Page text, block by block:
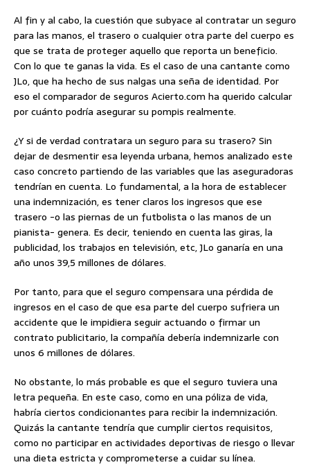
Al fin y al cabo, la cuestión que subyace al contratar un seguro
para las manos, el trasero o cualquier otra parte del cuerpo es
que se trata de proteger aquello que reporta un beneficio.
Con lo que te ganas la vida. Es el caso de una cantante como
JLo, que ha hecho de sus nalgas una seña de identidad. Por
eso el comparador de seguros Acierto.com ha querido calcular
por cuánto podría asegurar su pompis realmente.
¿Y si de verdad contratara un seguro para su trasero? Sin
dejar de desmentir esa leyenda urbana, hemos analizado este
caso concreto partiendo de las variables que las aseguradoras
tendrían en cuenta. Lo fundamental, a la hora de establecer
una indemnización, es tener claros los ingresos que ese
trasero -o las piernas de un futbolista o las manos de un
pianista- genera. Es decir, teniendo en cuenta las giras, la
publicidad, los trabajos en televisión, etc, JLo ganaría en una
año unos 39,5 millones de dólares.
Por tanto, para que el seguro compensara una pérdida de
ingresos en el caso de que esa parte del cuerpo sufriera un
accidente que le impidiera seguir actuando o firmar un
contrato publicitario, la compañía debería indemnizarle con
unos 6 millones de dólares.
No obstante, lo más probable es que el seguro tuviera una
letra pequeña. En este caso, como en una póliza de vida,
habría ciertos condicionantes para recibir la indemnización.
Quizás la cantante tendría que cumplir ciertos requisitos,
como no participar en actividades deportivas de riesgo o llevar
una dieta estricta y comprometerse a cuidar su línea.